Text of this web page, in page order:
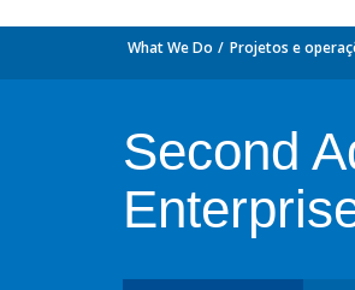
What We Do Projetos e
Second